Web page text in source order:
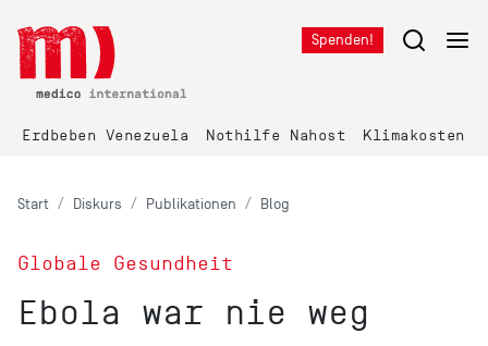
Spenden!
Erdbeben Venezuela Nothilfe Nahost Klimakosten
Start Diskurs Publikationen Blog
Globale Gesundheit
Ebola war nie weg